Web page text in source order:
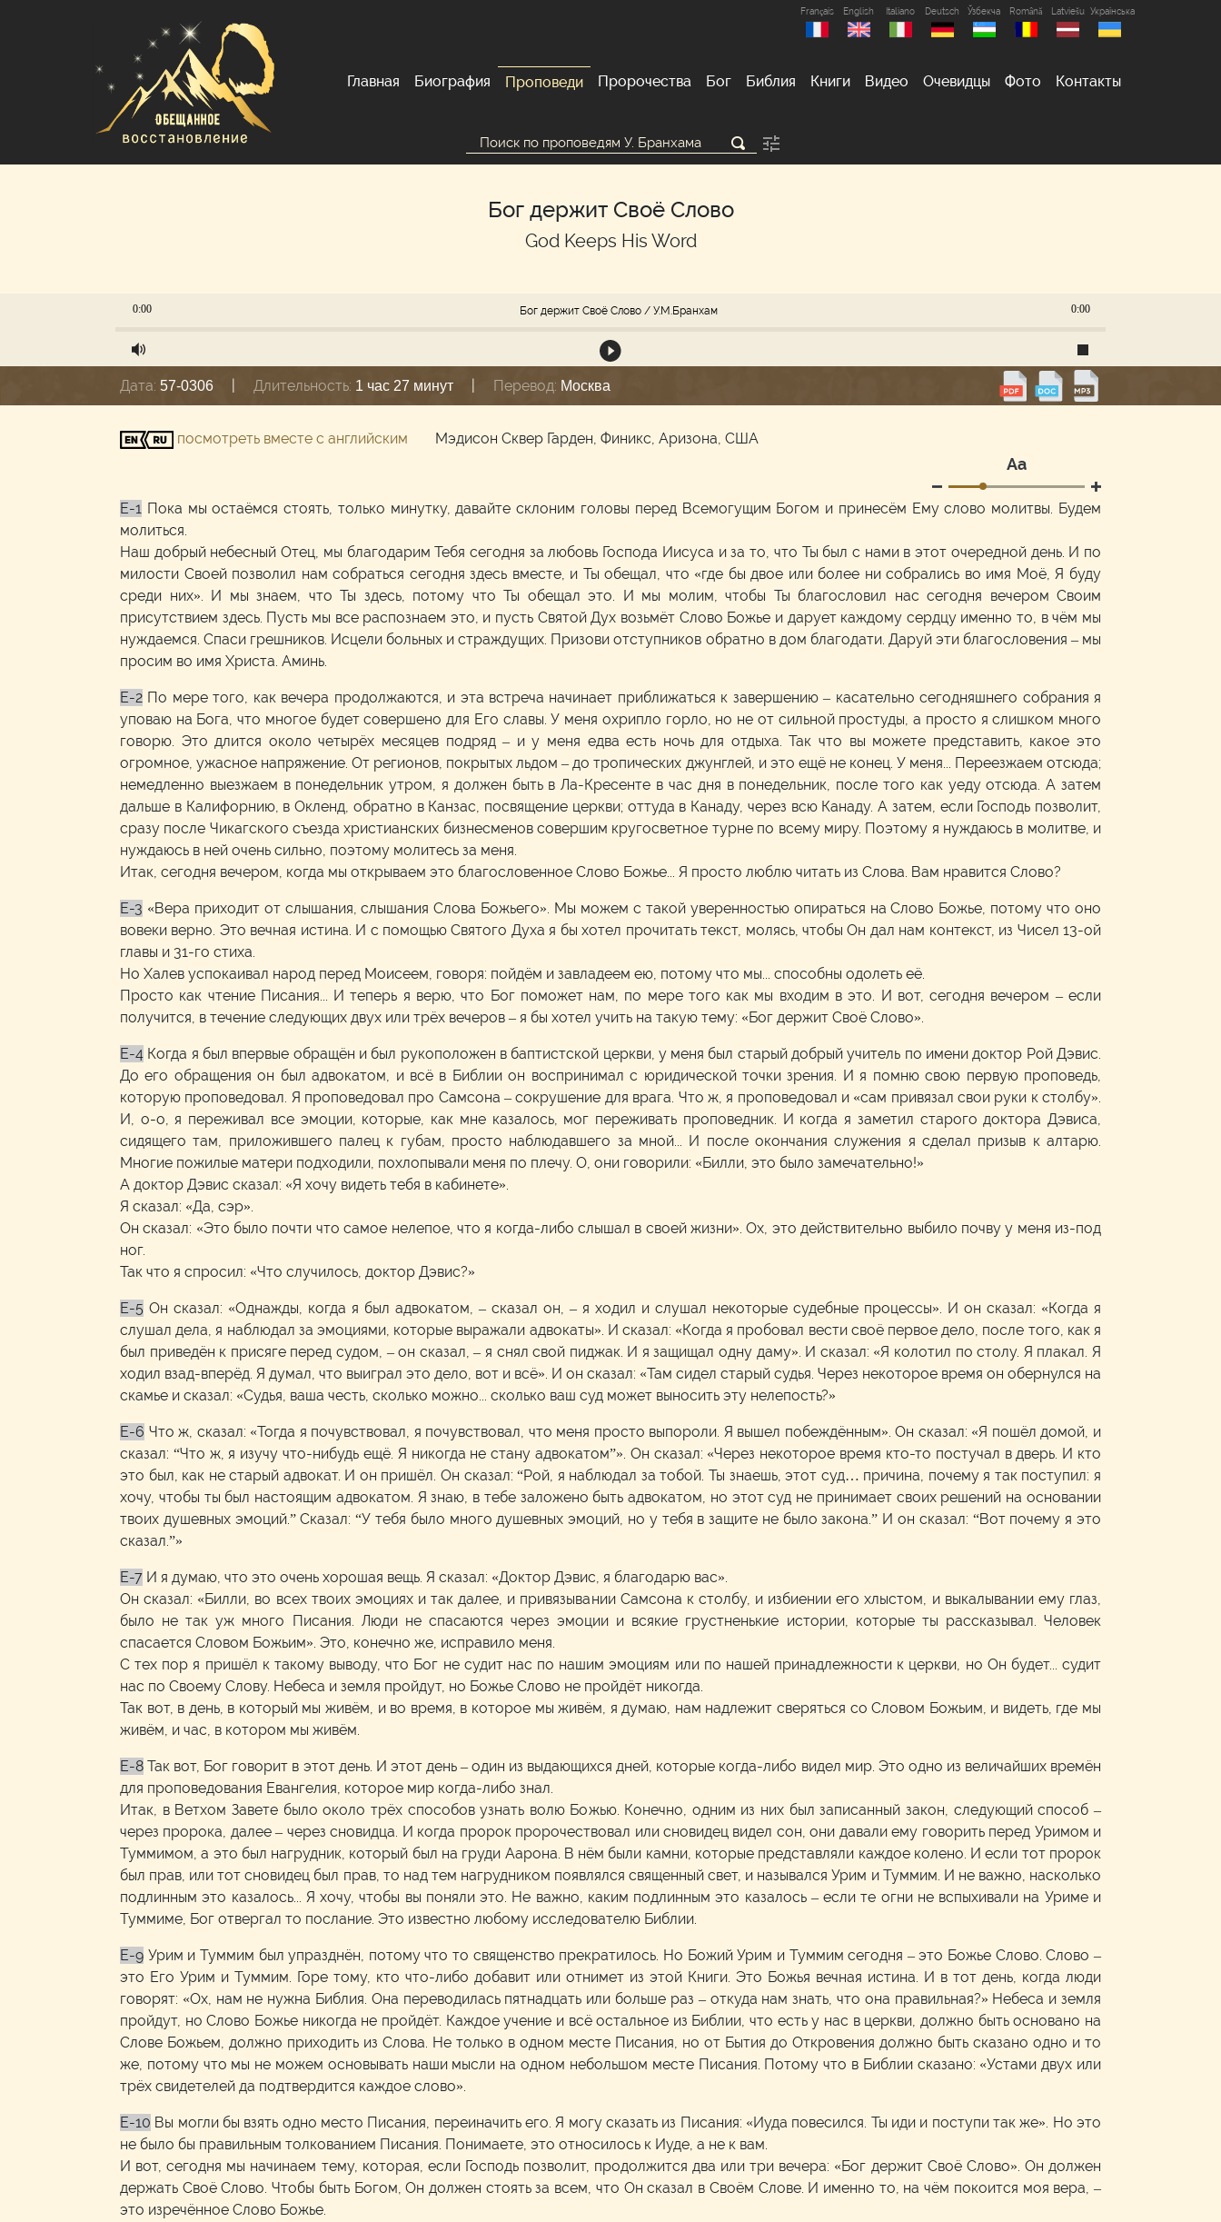
Français English Italiano Deutsch Ўзбекча Română Latviešu Українська
Главная Биография Проповеди Пророчества Бог Библия Книги Видео Очевидцы Фото Контакты
Бог держит Своё Слово
God Keeps His Word
Бог держит Своё Слово / У.М.Бранхам
0:00 0:00
Дата: 57-0306 Длительность: 1 час 27 минут Перевод: Москва
посмотреть вместе с английским Мэдисон Сквер Гарден, Финикс, Аризона, США
Аа
E-1 Пока мы остаёмся стоять, только минутку, давайте склоним головы перед Всемогущим Богом и принесём Ему слово молитвы. Будем
молиться.
Наш добрый небесный Отец, мы благодарим Тебя сегодня за любовь Господа Иисуса и за то, что Ты был с нами в этот очередной день. И по
милости Своей позволил нам собраться сегодня здесь вместе, и Ты обещал, что «где бы двое или более ни собрались во имя Моё, Я буду
среди них». И мы знаем, что Ты здесь, потому что Ты обещал это. И мы молим, чтобы Ты благословил нас сегодня вечером Своим
присутствием здесь. Пусть мы все распознаем это, и пусть Святой Дух возьмёт Слово Божье и дарует каждому сердцу именно то, в чём мы
нуждаемся. Спаси грешников. Исцели больных и страждущих. Призови отступников обратно в дом благодати. Даруй эти благословения – мы
просим во имя Христа. Аминь.
E-2 По мере того, как вечера продолжаются, и эта встреча начинает приближаться к завершению – касательно сегодняшнего собрания я
уповаю на Бога, что многое будет совершено для Его славы. У меня охрипло горло, но не от сильной простуды, а просто я слишком много
говорю. Это длится около четырёх месяцев подряд – и у меня едва есть ночь для отдыха. Так что вы можете представить, какое это
огромное, ужасное напряжение. От регионов, покрытых льдом – до тропических джунглей, и это ещё не конец. У меня... Переезжаем отсюда;
немедленно выезжаем в понедельник утром, я должен быть в Ла-Кресенте в час дня в понедельник, после того как уеду отсюда. А затем
дальше в Калифорнию, в Окленд, обратно в Канзас, посвящение церкви; оттуда в Канаду, через всю Канаду. А затем, если Господь позволит,
сразу после Чикагского съезда христианских бизнесменов совершим кругосветное турне по всему миру. Поэтому я нуждаюсь в молитве, и
нуждаюсь в ней очень сильно, поэтому молитесь за меня.
Итак, сегодня вечером, когда мы открываем это благословенное Слово Божье... Я просто люблю читать из Слова. Вам нравится Слово?
E-3 «Вера приходит от слышания, слышания Слова Божьего». Мы можем с такой уверенностью опираться на Слово Божье, потому что оно
вовеки верно. Это вечная истина. И с помощью Святого Духа я бы хотел прочитать текст, молясь, чтобы Он дал нам контекст, из Чисел 13-ой
главы и 31-го стиха.
Но Халев успокаивал народ перед Моисеем, говоря: пойдём и завладеем ею, потому что мы... способны одолеть её.
Просто как чтение Писания... И теперь я верю, что Бог поможет нам, по мере того как мы входим в это. И вот, сегодня вечером – если
получится, в течение следующих двух или трёх вечеров – я бы хотел учить на такую тему: «Бог держит Своё Слово».
E-4 Когда я был впервые обращён и был рукоположен в баптистской церкви, у меня был старый добрый учитель по имени доктор Рой Дэвис.
До его обращения он был адвокатом, и всё в Библии он воспринимал с юридической точки зрения. И я помню свою первую проповедь,
которую проповедовал. Я проповедовал про Самсона – сокрушение для врага. Что ж, я проповедовал и «сам привязал свои руки к столбу».
И, о-о, я переживал все эмоции, которые, как мне казалось, мог переживать проповедник. И когда я заметил старого доктора Дэвиса,
сидящего там, приложившего палец к губам, просто наблюдавшего за мной... И после окончания служения я сделал призыв к алтарю.
Многие пожилые матери подходили, похлопывали меня по плечу. О, они говорили: «Билли, это было замечательно!»
А доктор Дэвис сказал: «Я хочу видеть тебя в кабинете».
Я сказал: «Да, сэр».
Он сказал: «Это было почти что самое нелепое, что я когда-либо слышал в своей жизни». Ох, это действительно выбило почву у меня из-под
ног.
Так что я спросил: «Что случилось, доктор Дэвис?»
E-5 Он сказал: «Однажды, когда я был адвокатом, – сказал он, – я ходил и слушал некоторые судебные процессы». И он сказал: «Когда я
слушал дела, я наблюдал за эмоциями, которые выражали адвокаты». И сказал: «Когда я пробовал вести своё первое дело, после того, как я
был приведён к присяге перед судом, – он сказал, – я снял свой пиджак. И я защищал одну даму». И сказал: «Я колотил по столу. Я плакал. Я
ходил взад-вперёд. Я думал, что выиграл это дело, вот и всё». И он сказал: «Там сидел старый судья. Через некоторое время он обернулся на
скамье и сказал: «Судья, ваша честь, сколько можно... сколько ваш суд может выносить эту нелепость?»
E-6 Что ж, сказал: «Тогда я почувствовал, я почувствовал, что меня просто выпороли. Я вышел побеждённым». Он сказал: «Я пошёл домой, и
сказал: “Что ж, я изучу что-нибудь ещё. Я никогда не стану адвокатом”». Он сказал: «Через некоторое время кто-то постучал в дверь. И кто
это был, как не старый адвокат. И он пришёл. Он сказал: “Рой, я наблюдал за тобой. Ты знаешь, этот суд… причина, почему я так поступил: я
хочу, чтобы ты был настоящим адвокатом. Я знаю, в тебе заложено быть адвокатом, но этот суд не принимает своих решений на основании
твоих душевных эмоций.” Сказал: “У тебя было много душевных эмоций, но у тебя в защите не было закона.” И он сказал: “Вот почему я это
сказал.”»
E-7 И я думаю, что это очень хорошая вещь. Я сказал: «Доктор Дэвис, я благодарю вас».
Он сказал: «Билли, во всех твоих эмоциях и так далее, и привязывании Самсона к столбу, и избиении его хлыстом, и выкалывании ему глаз,
было не так уж много Писания. Люди не спасаются через эмоции и всякие грустненькие истории, которые ты рассказывал. Человек
спасается Словом Божьим». Это, конечно же, исправило меня.
С тех пор я пришёл к такому выводу, что Бог не судит нас по нашим эмоциям или по нашей принадлежности к церкви, но Он будет... судит
нас по Своему Слову. Небеса и земля пройдут, но Божье Слово не пройдёт никогда.
Так вот, в день, в который мы живём, и во время, в которое мы живём, я думаю, нам надлежит сверяться со Словом Божьим, и видеть, где мы
живём, и час, в котором мы живём.
E-8 Так вот, Бог говорит в этот день. И этот день – один из выдающихся дней, которые когда-либо видел мир. Это одно из величайших времён
для проповедования Евангелия, которое мир когда-либо знал.
Итак, в Ветхом Завете было около трёх способов узнать волю Божью. Конечно, одним из них был записанный закон, следующий способ –
через пророка, далее – через сновидца. И когда пророк пророчествовал или сновидец видел сон, они давали ему говорить перед Уримом и
Туммимом, а это был нагрудник, который был на груди Аарона. В нём были камни, которые представляли каждое колено. И если тот пророк
был прав, или тот сновидец был прав, то над тем нагрудником появлялся священный свет, и назывался Урим и Туммим. И не важно, насколько
подлинным это казалось... Я хочу, чтобы вы поняли это. Не важно, каким подлинным это казалось – если те огни не вспыхивали на Уриме и
Туммиме, Бог отвергал то послание. Это известно любому исследователю Библии.
E-9 Урим и Туммим был упразднён, потому что то священство прекратилось. Но Божий Урим и Туммим сегодня – это Божье Слово. Слово –
это Его Урим и Туммим. Горе тому, кто что-либо добавит или отнимет из этой Книги. Это Божья вечная истина. И в тот день, когда люди
говорят: «Ох, нам не нужна Библия. Она переводилась пятнадцать или больше раз – откуда нам знать, что она правильная?» Небеса и земля
пройдут, но Слово Божье никогда не пройдёт. Каждое учение и всё остальное из Библии, что есть у нас в церкви, должно быть основано на
Слове Божьем, должно приходить из Слова. Не только в одном месте Писания, но от Бытия до Откровения должно быть сказано одно и то
же, потому что мы не можем основывать наши мысли на одном небольшом месте Писания. Потому что в Библии сказано: «Устами двух или
трёх свидетелей да подтвердится каждое слово».
E-10 Вы могли бы взять одно место Писания, переиначить его. Я могу сказать из Писания: «Иуда повесился. Ты иди и поступи так же». Но это
не было бы правильным толкованием Писания. Понимаете, это относилось к Иуде, а не к вам.
И вот, сегодня мы начинаем тему, которая, если Господь позволит, продолжится два или три вечера: «Бог держит Своё Слово». Он должен
держать Своё Слово. Чтобы быть Богом, Он должен стоять за всем, что Он сказал в Своём Слове. И именно то, на чём покоится моя вера, –
это изречённое Слово Божье.